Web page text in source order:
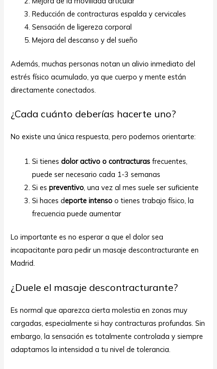
Reducción de contracturas espalda y cervicales
Sensación de ligereza corporal
Mejora del descanso y del sueño
Además, muchas personas notan un alivio inmediato del
estrés físico acumulado, ya que cuerpo y mente están
directamente conectados.
¿Cada cuánto deberías hacerte uno?
No existe una única respuesta, pero podemos orientarte:
Si tienesdolor activo o contracturasfrecuentes,
puede ser necesario cada 1-3 semanas
Si espreventivo , una vez al mes suele ser suficiente
Si haces deporte intenso o tienes trabajo físico, la
frecuencia puede aumentar
Lo importante es no esperar a que el dolor sea
incapacitante para pedir un masaje descontracturante en
Madrid.
¿Duele el masaje descontracturante?
Es normal que aparezca cierta molestia en zonas muy
cargadas, especialmente si hay contracturas profundas. Sin
embargo, la sensación es totalmente controlada y siempre
adaptamos la intensidad a tu nivel de tolerancia.